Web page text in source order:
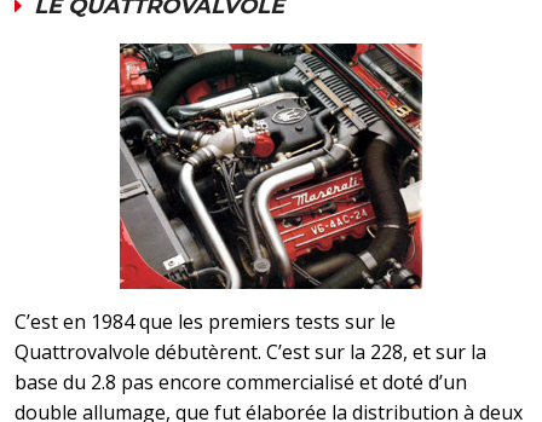
LE QUATTROVALVOLE
C’est en 1984 que les premiers tests sur le
Quattrovalvole débutèrent. C’est sur la 228, et sur la
base du 2.8 pas encore commercialisé et doté d’un
double allumage, que fut élaborée la distribution à deux